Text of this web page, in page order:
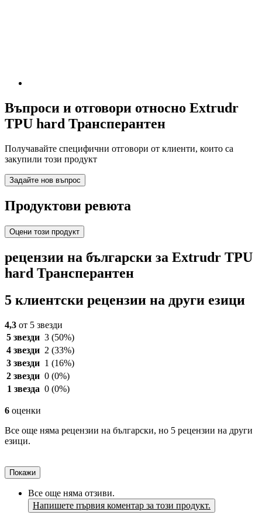
Въпроси и отговори относно Extrudr
TPU hard Трансперантен
Получавайте специфични отговори от клиенти, които са
закупили този продукт
Задайте нов въпрос
Продуктови ревюта
Оцени този продукт
рецензии на български за Extrudr TPU
hard Трансперантен
5 клиентски рецензии на други езици
4,3 от 5 звезди
5 звезди 3 (50%)
4 звезди 2 (33%)
3 звезди 1 (16%)
2 звезди 0 (0%)
1 звезда 0 (0%)
6 оценки
Все още няма рецензии на български, но 5 рецензии на други
езици.
Покажи
Все още няма отзиви.
Напишете първия коментар за този продукт.